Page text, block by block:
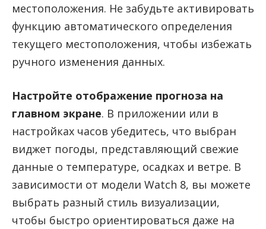
местоположения. Не забудьте активировать
функцию автоматического определения
текущего местоположения, чтобы избежать
ручного изменения данных.
Настройте отображение прогноза на
главном экране. В приложении или в
настройках часов убедитесь, что выбран
виджет погоды, представляющий свежие
данные о температуре, осадках и ветре. В
зависимости от модели Watch 8, вы можете
выбрать разный стиль визуализации,
чтобы быстро ориентироваться даже на